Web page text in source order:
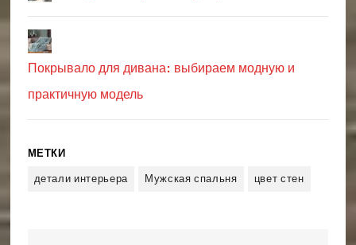
Покрывало для дивана: выбираем модную и
практичную модель
МЕТКИ
детали интерьера
Мужская спальня цвет стен